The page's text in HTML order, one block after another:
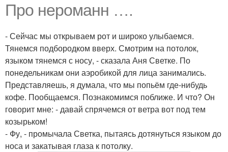
Про нероманн ….
- Сейчас мы открываем рот и широко улыбаемся.
Тянемся подбородком вверх. Смотрим на потолок,
языком тянемся с носу, - сказала Аня Светке. По
понедельникам они аэробикой для лица занимались.
Представляешь, я думала, что мы попьём где-нибудь
кофе. Пообщаемся. Познакомимся поближе. И что? Он
говорит мне: - давай спрячемся от ветра вот под тем
козырьком!
- Фу, - промычала Светка, пытаясь дотянуться языком до
носа и закатывая глаза к потолку.